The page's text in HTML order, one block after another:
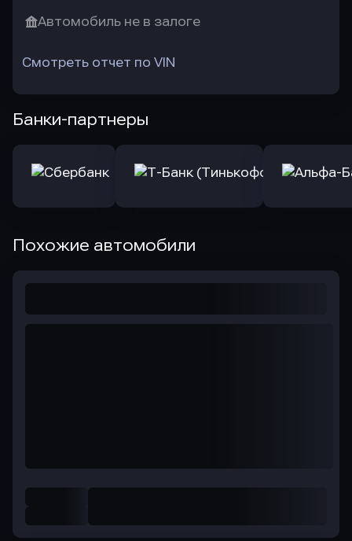
Автомобиль не в залоге
Смотреть отчет по VIN
Банки-партнеры
Похожие автомобили